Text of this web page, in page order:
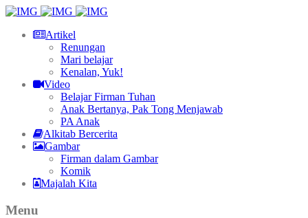
Artikel
Renungan
Mari belajar
Kenalan, Yuk!
Video
Belajar Firman Tuhan
Anak Bertanya, Pak Tong Menjawab
PA Anak
Alkitab Bercerita
Gambar
Firman dalam Gambar
Komik
Majalah Kita
Menu